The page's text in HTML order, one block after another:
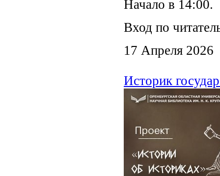
Начало в 14:00.
Вход по
17 Апреля 2026
Историк